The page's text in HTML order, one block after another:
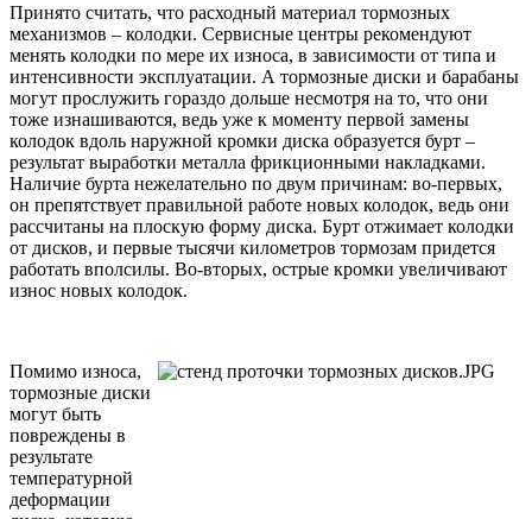
Принято считать, что расходный материал тормозных
механизмов – колодки. Сервисные центры рекомендуют
менять колодки по мере их износа, в зависимости от типа и
интенсивности эксплуатации. А тормозные диски и барабаны
могут прослужить гораздо дольше несмотря на то, что они
тоже изнашиваются, ведь уже к моменту первой замены
колодок вдоль наружной кромки диска образуется бурт –
результат выработки металла фрикционными накладками.
Наличие бурта нежелательно по двум причинам: во-первых,
он препятствует правильной работе новых колодок, ведь они
рассчитаны на плоскую форму диска. Бурт отжимает колодки
от дисков, и первые тысячи километров тормозам придется
работать вполсилы. Во-вторых, острые кромки увеличивают
износ новых колодок.
Помимо износа,
тормозные диски
могут быть
повреждены в
результате
температурной
деформации